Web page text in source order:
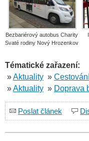
Bezbariérový autobus Charity
Svaté rodiny Nový Hrozenkov
Tématické zařazení:
»Aktuality »
»Aktuality » Doprava
Poslat článek